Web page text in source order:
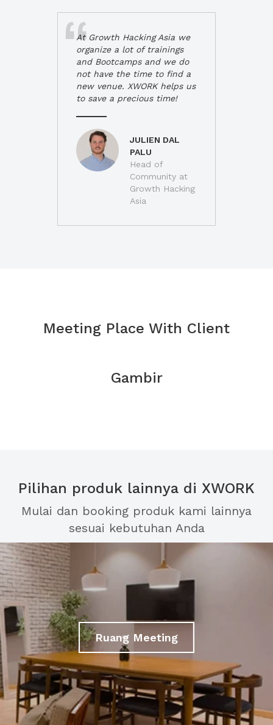
At Growth Hacking Asia we
organize a lot of trainings
and Bootcamps and we do
not have the time to find a
new venue. XWORK helps us
to save a precious time!
JULIEN DAL
PALU
Head of
Community at
Growth Hacking
Asia
Meeting Place With Client
Gambir
Pilihan produk lainnya di XWORK
Mulai dan booking produk kami lainnya
sesuai kebutuhan Anda
Ruang Meeting